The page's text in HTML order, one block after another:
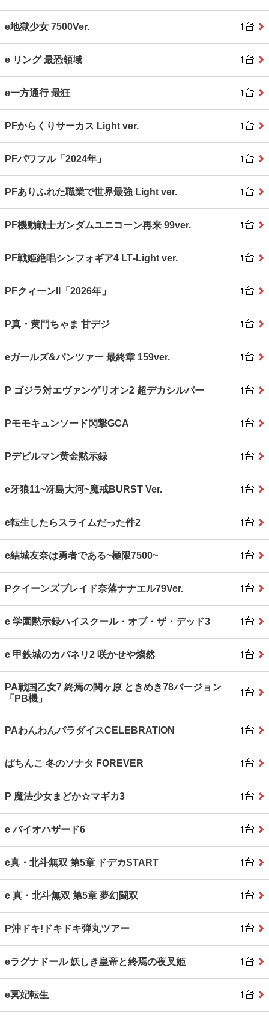
e地獄少女 7500Ver.
e リング 最恐領域
e一方通行 最狂
PFからくりサーカス Light ver.
PFパワフル「2024年」
PFありふれた職業で世界最強 Light ver.
PF機動戦士ガンダムユニコーン再来 99ver.
PF戦姫絶唱シンフォギア4 LT‐Light ver.
PFクィーンII「2026年」
P真・黄門ちゃま 甘デジ
eガールズ&パンツァー 最終章 159ver.
P ゴジラ対エヴァンゲリオン2 超デカシルバー
Pモモキュンソード閃撃GCA
Pデビルマン黄金黙示録
e牙狼11~冴島大河~魔戒BURST Ver.
e転生したらスライムだった件2
e結城友奈は勇者である~極限7500~
Pクイーンズブレイド奈落ナナエル79Ver.
e 学園黙示録ハイスクール・オブ・ザ・デッド3
e 甲鉄城のカバネリ2 咲かせや燦然
PA戦国乙女7 終焉の関ヶ原 ときめき78バージョン
「PB機」
PAわんわんパラダイスCELEBRATION
ぱちんこ 冬のソナタ FOREVER
P 魔法少女まどか☆マギカ3
e バイオハザード6
e真・北斗無双 第5章 ドデカSTART
e 真・北斗無双 第5章 夢幻闘双
P沖ドキ!ドキドキ弾丸ツアー
eラグナドール 妖しき皇帝と終焉の夜叉姫
e冥妃転生